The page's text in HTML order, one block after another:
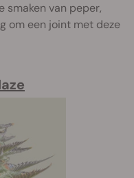
smaken van peper,
om een joint met deze